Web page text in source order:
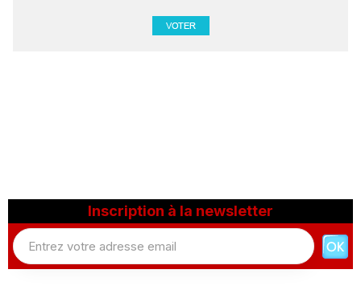
Inscription à la newsletter